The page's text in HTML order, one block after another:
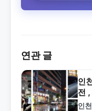
연관 글
인
전
시
인